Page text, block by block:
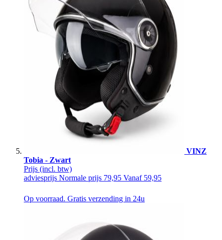
VINZ
Tobia - Zwart
Prijs (incl. btw)
adviesprijs Normale prijs 79,95 Vanaf 59,95
Op voorraad. Gratis verzending in 24u